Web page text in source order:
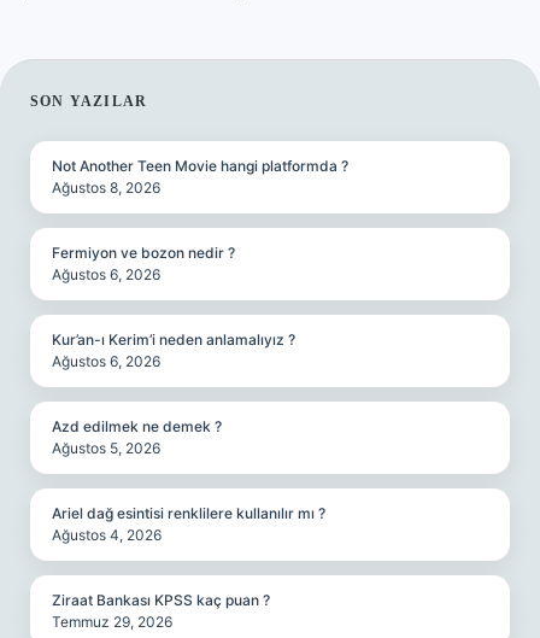
SIDEBAR
SON YAZILAR
Not Another Teen Movie hangi platformda ?
Ağustos 8, 2026
Fermiyon ve bozon nedir ?
Ağustos 6, 2026
Kur’an-ı Kerim’i neden anlamalıyız ?
Ağustos 6, 2026
Azd edilmek ne demek ?
Ağustos 5, 2026
Ariel dağ esintisi renklilere kullanılır mı ?
Ağustos 4, 2026
Ziraat Bankası KPSS kaç puan ?
Temmuz 29, 2026